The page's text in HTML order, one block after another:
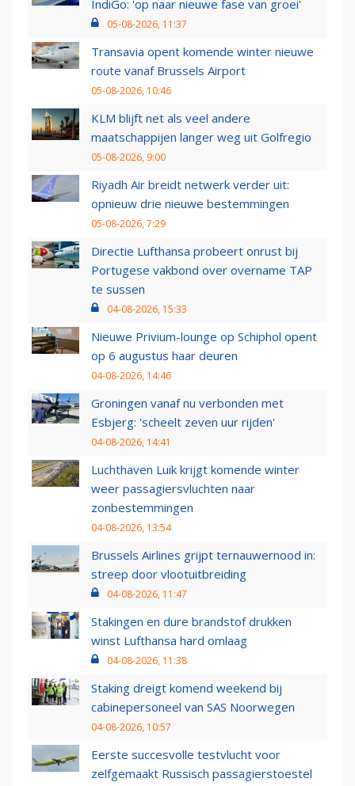
IndiGo: 'op naar nieuwe fase van groei'
05-08-2026, 11:37
Transavia opent komende winter nieuwe
route vanaf Brussels Airport
05-08-2026, 10:46
KLM blijft net als veel andere
maatschappijen langer weg uit Golfregio
05-08-2026, 9:00
Riyadh Air breidt netwerk verder uit:
opnieuw drie nieuwe bestemmingen
05-08-2026, 7:29
Directie Lufthansa probeert onrust bij
Portugese vakbond over overname TAP
te sussen
04-08-2026, 15:33
Nieuwe Privium-lounge op Schiphol opent
op 6 augustus haar deuren
04-08-2026, 14:46
Groningen vanaf nu verbonden met
Esbjerg: 'scheelt zeven uur rijden'
04-08-2026, 14:41
Luchthaven Luik krijgt komende winter
weer passagiersvluchten naar
zonbestemmingen
04-08-2026, 13:54
Brussels Airlines grijpt ternauwernood in:
streep door vlootuitbreiding
04-08-2026, 11:47
Stakingen en dure brandstof drukken
winst Lufthansa hard omlaag
04-08-2026, 11:38
Staking dreigt komend weekend bij
cabinepersoneel van SAS Noorwegen
04-08-2026, 10:57
Eerste succesvolle testvlucht voor
zelfgemaakt Russisch passagierstoestel